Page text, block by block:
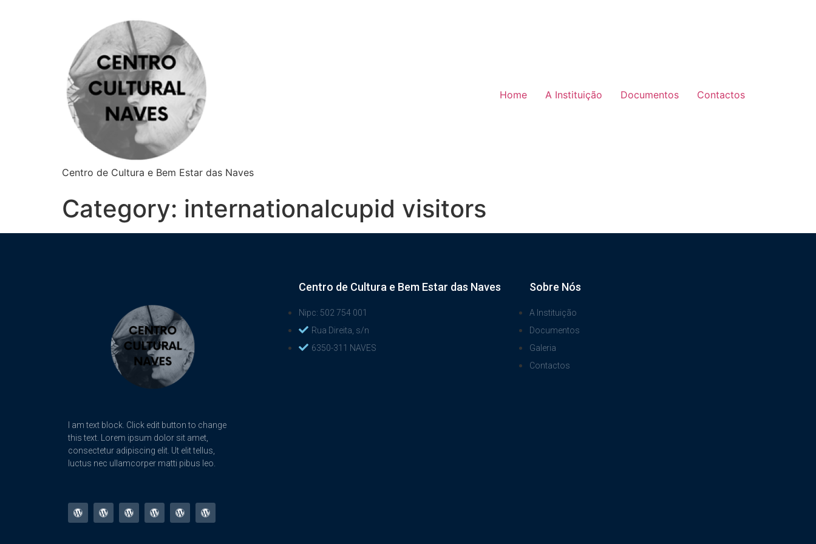
Centro de Cultura e Bem Estar das Naves
Home A Instituição Documentos Contactos
Category: internationalcupid visitors
I am text block. Click edit button to change
this text. Lorem ipsum dolor sit amet,
consectetur adipiscing elit. Ut elit tellus,
luctus nec ullamcorper matti pibus leo.
Centro de Cultura e Bem Estar das Naves
Nipc: 502 754 001
Rua Direita, s/n
6350-311 NAVES
Sobre Nós
A Instituição
Documentos
Galeria
Contactos